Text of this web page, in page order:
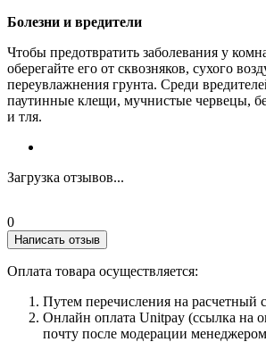
Болезни и вредители
Чтобы предотвратить заболевания у
оберегайте его от сквозняков, сухого
переувлажнения грунта. Среди
паутинные клещи, мучнистые червецы,
и тля.
Загрузка отзывов...
0
Написать отзыв
Оплата товара осуществляется:
Путем перечисления на расчетный
Онлайн оплата Unitpay (ссылка на
почту после модерации